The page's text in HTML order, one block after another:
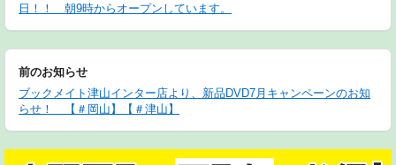
日！！ 朝9時からオープンしています。
前のお知らせ
ブックメイト津山インター店より、新品DVD7月キャンペーンのお知
らせ！ 【＃岡山】【＃津山】